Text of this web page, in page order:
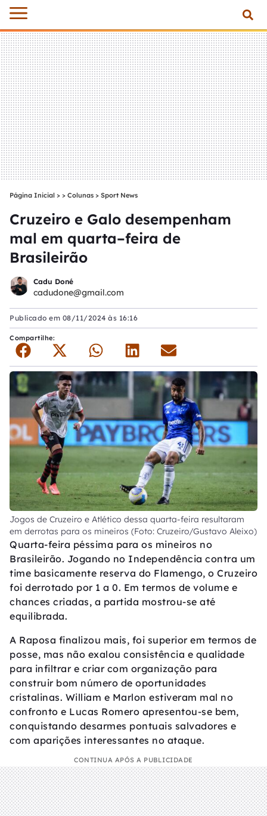
Página Inicial > Colunas > Sport News
Cruzeiro e Galo desempenham
mal em quarta–feira de
Brasileirão
Cadu Doné
cadudone@gmail.com
Publicado em 08/11/2024 às 16:16
Compartilhe:
Jogos de Cruzeiro e Atlético dessa quarta-feira resultaram
em derrotas para os mineiros (Foto: Cruzeiro/Gustavo Aleixo)
Quarta-feira péssima para os mineiros no
Brasileirão. Jogando no Independência contra um
time basicamente reserva do Flamengo, o Cruzeiro
foi derrotado por 1 a 0. Em termos de volume e
chances criadas, a partida mostrou-se até
equilibrada.
A Raposa finalizou mais, foi superior em termos de
posse, mas não exalou consistência e qualidade
para infiltrar e criar com organização para
construir bom número de oportunidades
cristalinas. William e Marlon estiveram mal no
confronto e Lucas Romero apresentou-se bem,
conquistando desarmes pontuais salvadores e
com aparições interessantes no ataque.
CONTINUA APÓS A PUBLICIDADE